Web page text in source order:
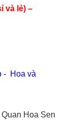
và lẻ) –
- Hoa và
Hoa Sen